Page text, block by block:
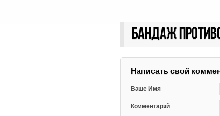
Бандаж
Написать свой
Ваше Имя
Комментарий